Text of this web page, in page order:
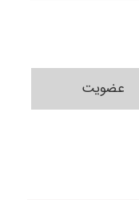
عضویت